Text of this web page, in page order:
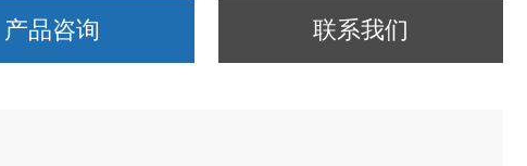
产品咨询 联系我们